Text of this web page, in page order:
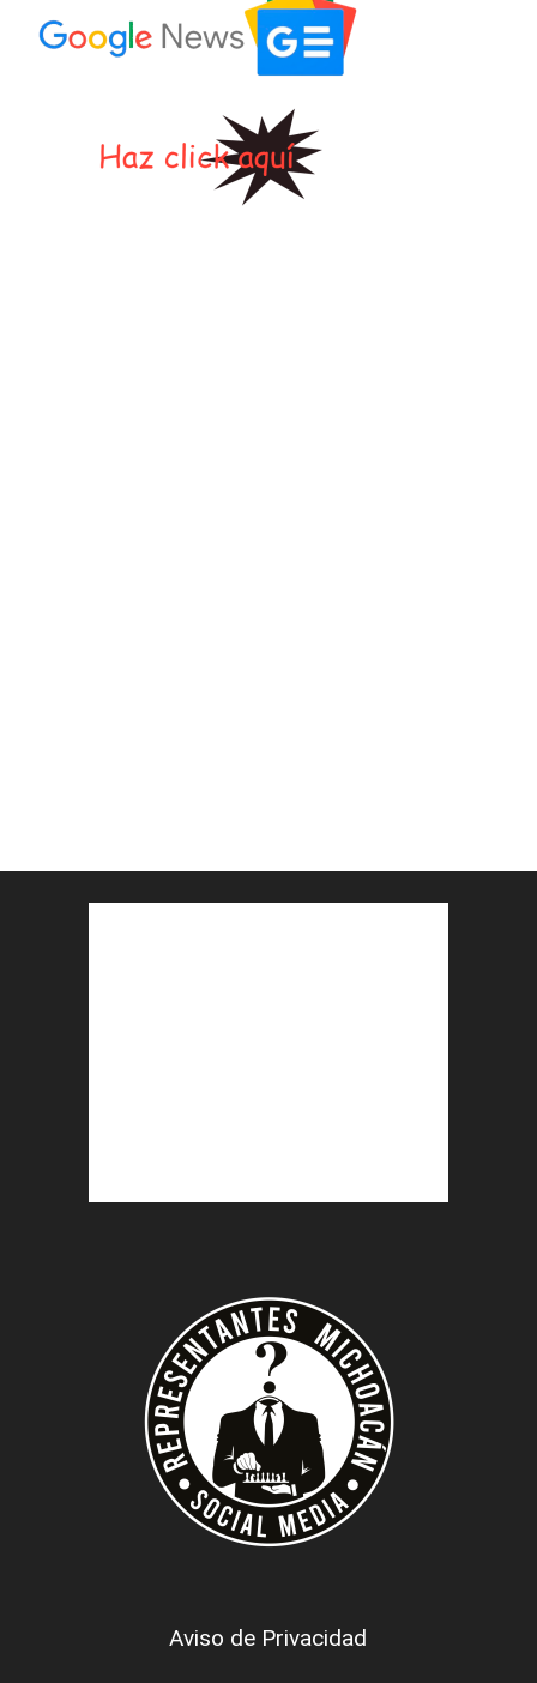
Aviso de Privacidad